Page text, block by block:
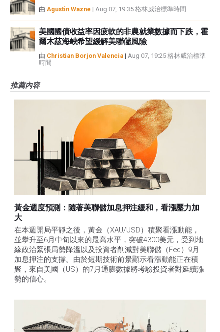
由 Agustin Wazne | Aug 07, 19:35 格林威治標準時間
美國國債收益率因疲軟的非農就業數據而下跌，霍
爾木茲海峽希望緩解美聯儲風險
由 Christian Borjon Valencia | Aug 07, 19:25 格林威治標準
時間
推薦內容
黃金週度預測：隨著美聯儲加息押注緩和，看漲壓力加
大
在本週開局平靜之後，黃金（XAU/USD）積聚看漲動能，
並攀升至6月中旬以來的最高水平，突破4300美元，受到地
緣政治緊張局勢降溫以及投資者削減對美聯儲（Fed）9月
加息押注的支撐。由於短期技術前景顯示看漲動能正在積
聚，來自美國（US）的7月通膨數據將考驗投資者對延續漲
勢的信心。